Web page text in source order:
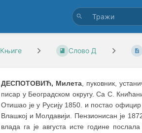
Књиге Слово Д
ДЕСПОТОВИЋ, Милета, пуковник,
писар у Београдском округу. Са С.
Отишао је у Русију 1850. и постао официр
Влашкој и Молдавији. Пензионисан је
влада га је августа исте године